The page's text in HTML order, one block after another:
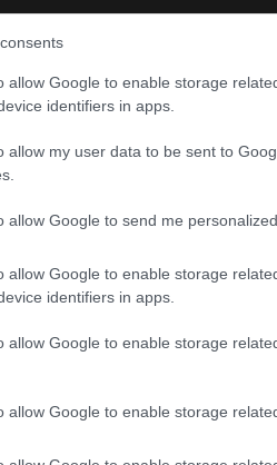
allow Google to enable storage
identifiers in apps.
allow my user data to be sent to
allow Google to send me
allow Google to enable storage
identifiers in apps.
allow Google to enable storage
allow Google to enable storage
και ολοκλήρωσε τη σεζόν έχοντας
Lokomotiv Kuban της VTB,
της Turk Telekom και μαζί της
11.6 πόντους, 7.7 ριμπάουντ,
κατά μέσο όρο 12
μαζί της στην
κατέκτησε το Κύπελλο
Παράλληλα, ο Φαλ πήρε το
και 1.2 μπλοκ κατά μέσο όρο.
για πέντε χρόνια,
κύπελλα Ελλάδος (2022,